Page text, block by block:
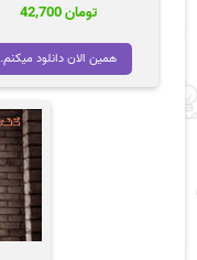
تومان42,700
همین الان دانلود میکنم.